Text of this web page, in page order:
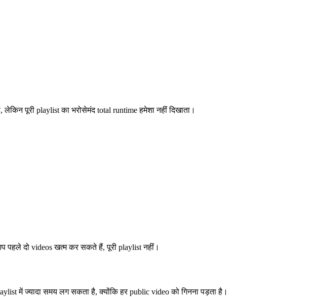
पूरी playlist का भरोसेमंद total runtime हमेशा नहीं दिखाता।
दो videos खत्म कर सकते हैं, पूरी playlist नहीं।
में ज्यादा समय लग सकता है, क्योंकि हर public video को गिनना पड़ता है।